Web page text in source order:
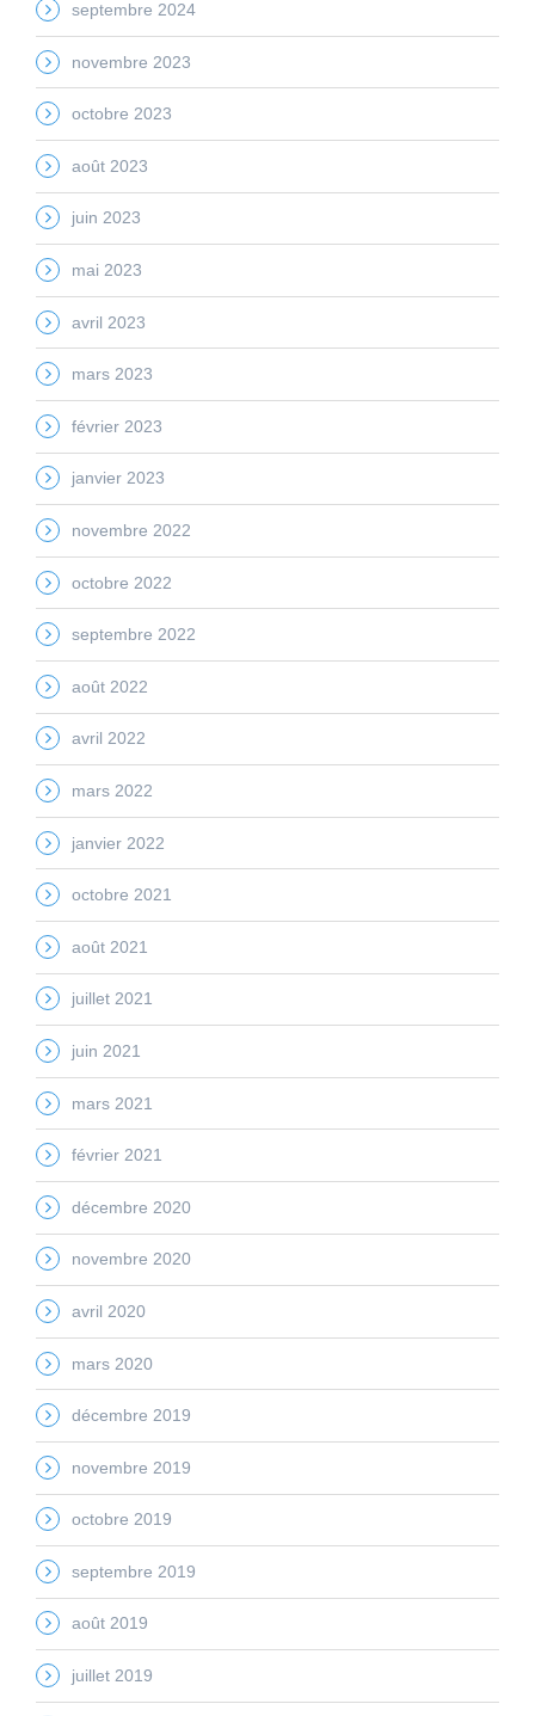
septembre 2024
novembre 2023
octobre 2023
août 2023
juin 2023
mai 2023
avril 2023
mars 2023
février 2023
janvier 2023
novembre 2022
octobre 2022
septembre 2022
août 2022
avril 2022
mars 2022
janvier 2022
octobre 2021
août 2021
juillet 2021
juin 2021
mars 2021
février 2021
décembre 2020
novembre 2020
avril 2020
mars 2020
décembre 2019
novembre 2019
octobre 2019
septembre 2019
août 2019
juillet 2019